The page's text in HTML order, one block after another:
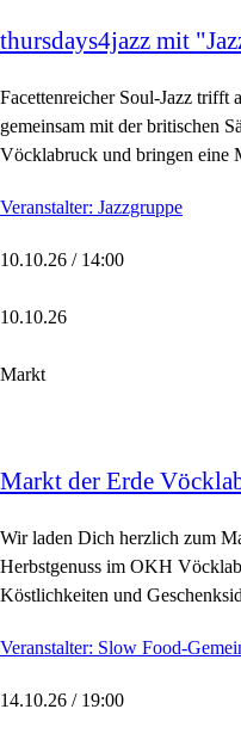
thursdays4jazz mit
Facettenreicher Soul-Jazz trifft
gemeinsam mit der britischen
Vöcklabruck und bringen eine
Veranstalter: Jazzgruppe
10.10.26 / 14:00
10.10.26
Markt
Markt der Erde
Wir laden Dich herzlich zum
Herbstgenuss im OKH
Köstlichkeiten und
Veranstalter: Slow Food-
14.10.26 / 19:00